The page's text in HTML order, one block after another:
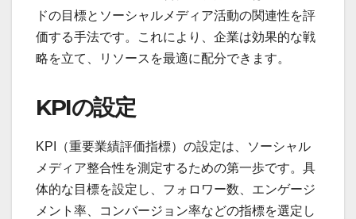
ドの目標とソーシャルメディア活動の関連性を評
価する手法です。これにより、企業は効果的な戦
略を立て、リソースを最適に配分できます。
KPIの設定
KPI（重要業績評価指標）の設定は、ソーシャル
メディア整合性を測定するための第一歩です。具
体的な目標を設定し、フォロワー数、エンゲージ
メント率、コンバージョン率などの指標を選定し